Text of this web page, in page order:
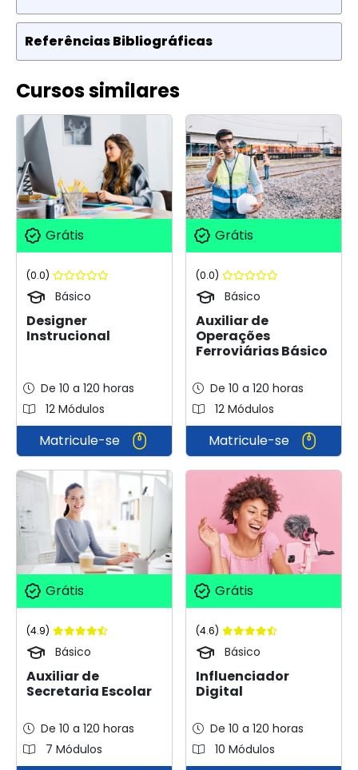
Referências Bibliográficas
Cursos similares
Grátis
(0.0)
Básico
Designer
Instrucional
De 10 a 120 horas
12 Módulos
Matricule-se
Grátis
(0.0)
Básico
Auxiliar de
Operações
Ferroviárias Básico
De 10 a 120 horas
12 Módulos
Matricule-se
Grátis
(4.9)
Básico
Auxiliar de
Secretaria Escolar
De 10 a 120 horas
7 Módulos
Grátis
(4.6)
Básico
Influenciador
Digital
De 10 a 120 horas
10 Módulos